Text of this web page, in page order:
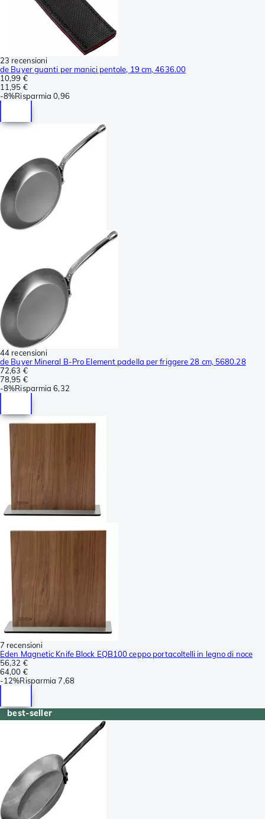
23 recensioni
de Buyer guanti per manici pentole, 19 cm, 4636.00
10,99 €
11,95 €
-8%Risparmia 0,96
44 recensioni
de Buyer Mineral B-Pro Element padella per friggere 28 cm, 5680.28
72,63 €
78,95 €
-8%Risparmia 6,32
7 recensioni
Eden Magnetic Knife Block EQB100 ceppo portacoltelli in legno di noce
56,32 €
64,00 €
-12%Risparmia 7,68
best-seller